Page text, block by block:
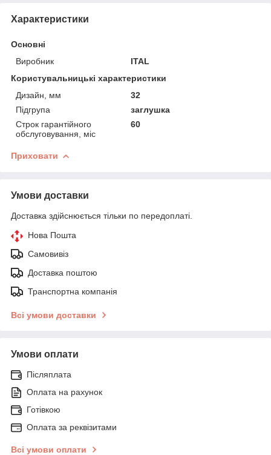
Характеристики
Основні
Виробник
ITAL
Користувальницькі характеристики
Дизайн, мм
32
Підгрупа
заглушка
Строк гарантійного
обслуговування, міс
60
Приховати
Умови доставки
Доставка здійснюється тільки по передоплаті.
Нова Пошта
Самовивіз
Доставка поштою
Транспортна компанія
Всі умови доставки
Умови оплати
Післяплата
Оплата на рахунок
Готівкою
Оплата за реквізитами
Всі умови оплати